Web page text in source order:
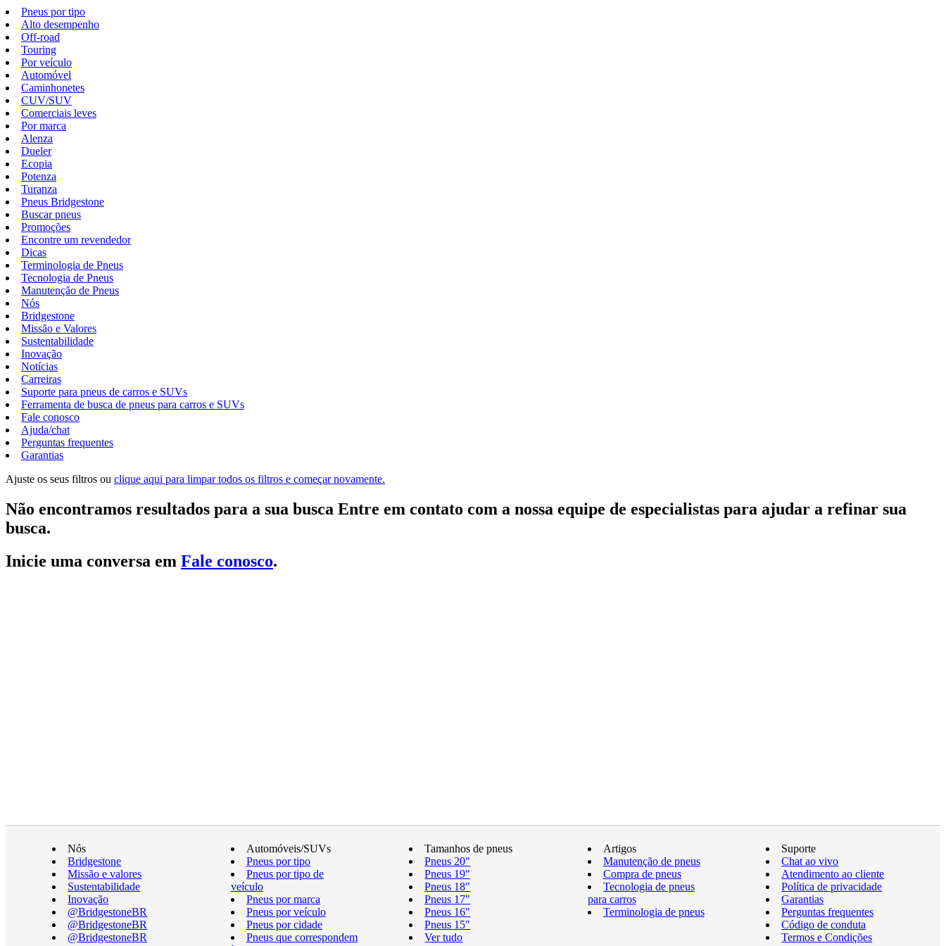
Pneus por tipo
Alto desempenho
Off-road
Touring
Por veículo
Automóvel
Caminhonetes
CUV/SUV
Comerciais leves
Por marca
Alenza
Dueler
Ecopia
Potenza
Turanza
Pneus Bridgestone
Buscar pneus
Promoções
Encontre um revendedor
Dicas
Terminologia de Pneus
Tecnologia de Pneus
Manutenção de Pneus
Nós
Bridgestone
Missão e Valores
Sustentabilidade
Inovação
Notícias
Carreiras
Suporte para pneus de carros e SUVs
Ferramenta de busca de pneus para carros e SUVs
Fale conosco
Ajuda/chat
Perguntas frequentes
Garantias
Ajuste os seus filtros ou clique aqui para limpar todos os filtros e começar novamente.
Não encontramos resultados para a sua busca Entre em contato com a nossa equipe de especialistas para ajudar a refinar sua
busca.
Inicie uma conversa em Fale conosco.
Nós
Bridgestone
Missão e valores
Sustentabilidade
Inovação
@BridgestoneBR
@BridgestoneBR
@BridgestoneBR
Automóveis/SUVs
Pneus por tipo
Pneus por tipo de
veículo
Pneus por marca
Pneus por veículo
Pneus por cidade
Pneus que correspondem
Tamanhos de pneus
Pneus 20"
Pneus 19"
Pneus 18"
Pneus 17"
Pneus 16"
Pneus 15"
Ver tudo
Artigos
Manutenção de pneus
Compra de pneus
Tecnologia de pneus
para carros
Terminologia de pneus
Suporte
Chat ao vivo
Atendimento ao cliente
Política de privacidade
Garantias
Perguntas frequentes
Código de conduta
Termos e Condições